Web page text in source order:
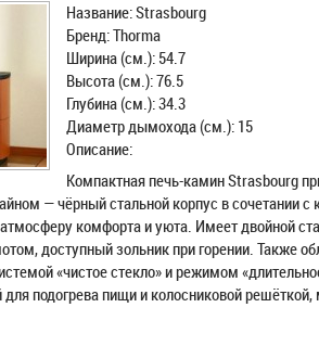
Название: Strasbourg
Бренд: Thorma
Ширина (см.): 54.7
Высота (см.): 76.5
Глубина (см.): 34.3
Диаметр дымохода (см.): 15
Описание:
Компактная печь-камин Strasbourg
— чёрный стальной корпус в сочетании с
комфорта и уюта. Имеет двойной
доступный зольник при горении. Также
«чистое стекло» и режимом
подогрева пищи и колосниковой